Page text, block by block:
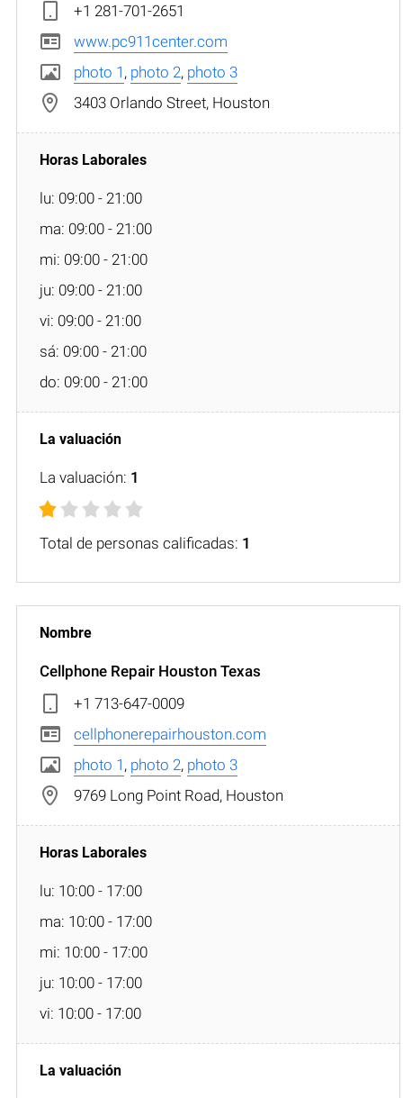
+1 281-701-2651
www.pc911center.com
photo 1 , photo 2, photo 3
3403 Orlando Street, Houston
lu: 09:00 - 21:00
ma: 09:00 - 21:00
mi: 09:00 - 21:00
ju: 09:00 - 21:00
vi: 09:00 - 21:00
sá: 09:00 - 21:00
do: 09:00 - 21:00
La valuación: 1
Total de personas calificadas: 1
Cellphone Repair Houston Texas
+1 713-647-0009
cellphonerepairhouston.com
photo 1 , photo 2, photo 3
9769 Long Point Road, Houston
lu: 10:00 - 17:00
ma: 10:00 - 17:00
mi: 10:00 - 17:00
ju: 10:00 - 17:00
vi: 10:00 - 17:00